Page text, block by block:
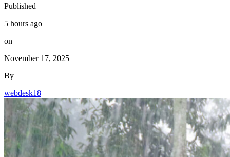
Published
5 hours ago
on
November 17, 2025
By
webdesk18